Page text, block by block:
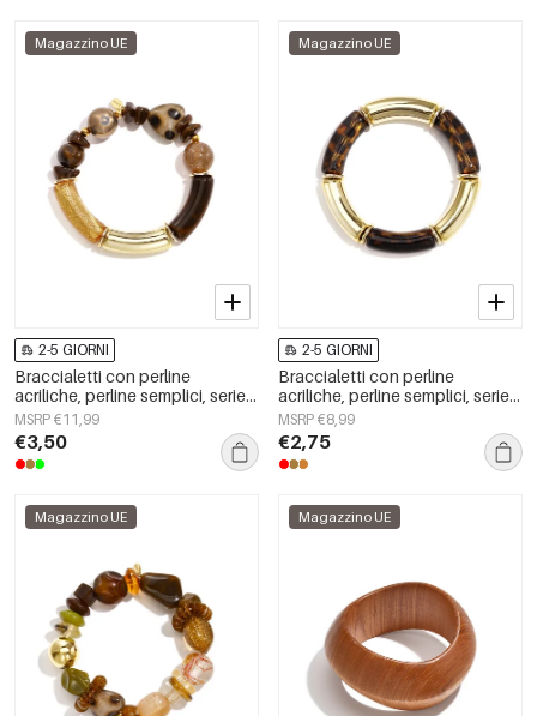
Magazzino UE
2-5 GIORNI
Braccialetti con perline
acriliche, perline semplici, serie
Simple Daily, gioielli da donna
MSRP €11,99
€3,50
Magazzino UE
2-5 GIORNI
Braccialetti con perline
acriliche, perline semplici, serie
Simple Daily, gioielli da donna
MSRP €8,99
€2,75
Magazzino UE Magazzino UE